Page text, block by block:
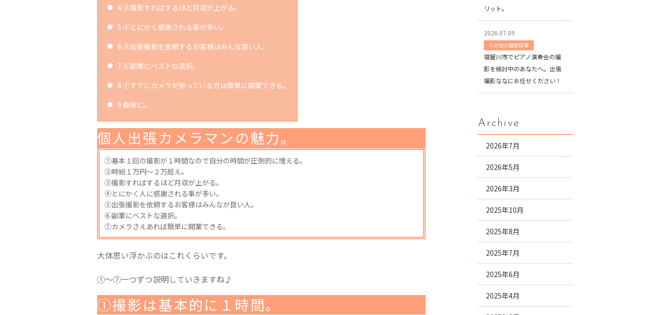
4③撮影すればするほど月収が上がる。
5 ④とにかく感謝される事が多い。
6 ⑤出張撮影を依頼するお客様はみんな良い人。
7 ⑥副業にベストな選択。
8 ⑦すでにカメラが揃っている方は簡単に開業できる。
9 最後に。
個人出張カメラマンの魅力。
①基本１回の撮影が１時間なので自分の時間が圧倒的に増える。
②時給１万円〜２万超え。
③撮影すればするほど月収が上がる。
④とにかく人に感謝される事が多い。
⑤出張撮影を依頼するお客様はみんなが良い人。
⑥副業にベストな選択。
⑦カメラさえあれば簡単に開業できる。
大体思い浮かぶのはこれくらいです。
①〜⑦一つずつ説明していきますね♪
①撮影は基本的に１時間。
リット。
2026.07.09
その他の撮影記事
寝屋川市でピアノ演奏会の撮
影を検討中のあなたへ。出張
撮影ななにお任せください！
Archive
2026年7月
2026年5月
2026年3月
2025年10月
2025年8月
2025年7月
2025年6月
2025年4月